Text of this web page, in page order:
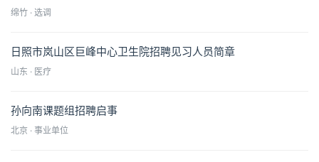
绵竹 · 选调
日照市岚山区巨峰中心卫生院招聘见习人员简章
山东 · 医疗
孙向南课题组招聘启事
北京 · 事业单位